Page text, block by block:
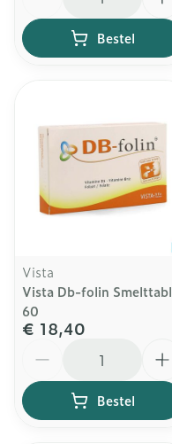
Bestel
Vista
Vista Db-folin Smelttabl
60
€ 18,40
Bestel